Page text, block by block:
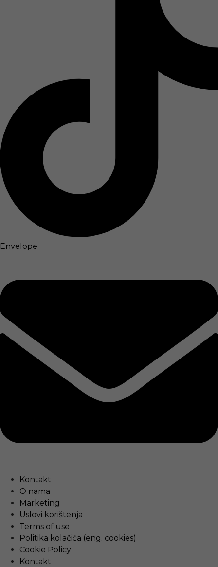
Envelope
Kontakt
O nama
Marketing
Uslovi korištenja
Terms of use
Politika kolačića (eng. cookies)
Cookie Policy
Kontakt